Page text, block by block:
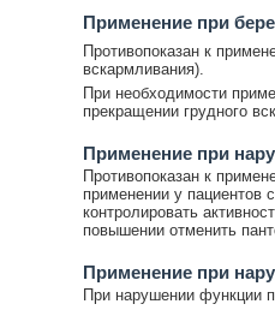
Применение при
Противопоказан к
вскармливания).
При необходимости
прекращении грудного
Применение при
Противопоказан к
применении у пациентов
контролировать
повышении отменить
Применение при
При нарушении функции